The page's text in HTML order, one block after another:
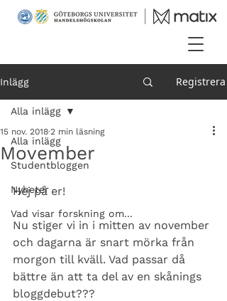
Inlägg Registrera
Alla inlägg
Studentbloggen
Nyheter
Vad visar forskning om...
Alla inlägg
Movember
15 nov. 2018 2 min läsning
Hej på er!
Nu stiger vi in i mitten av november
och dagarna är snart mörka från
morgon till kväll. Vad passar då
bättre än att ta del av en skånings
bloggdebut???